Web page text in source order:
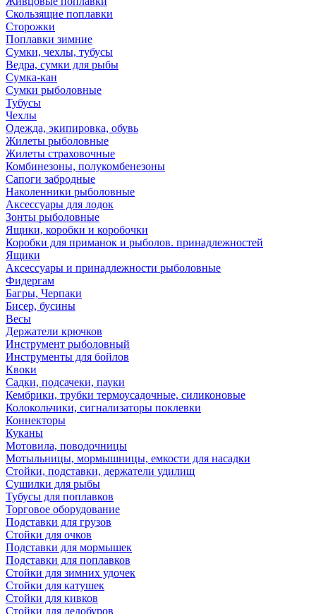
Скользящие поплавки
Сторожки
Поплавки зимние
Сумки, чехлы, тубусы
Ведра, сумки для рыбы
Сумка-кан
Сумки рыболовные
Тубусы
Чехлы
Одежда, экипировка, обувь
Жилеты рыболовные
Жилеты страховочные
Комбинезоны, полукомбенезоны
Сапоги забродные
Наколенники рыболовные
Аксессуары для лодок
Зонты рыболовные
Ящики, коробки и коробочки
Коробки для приманок и рыболов. принадлежностей
Ящики
Аксессуары и принадлежности рыболовные
Фидергам
Багры, Черпаки
Бисер, бусины
Весы
Держатели крючков
Инструмент рыболовный
Инструменты для бойлов
Квоки
Садки, подсачеки, пауки
Кембрики, трубки термоусадочные, силиконовые
Колокольчики, сигнализаторы поклевки
Коннекторы
Куканы
Мотовила, поводочницы
Мотыльницы, мормышницы, емкости для насадки
Стойки, подставки, держатели удилищ
Сушилки для рыбы
Тубусы для поплавков
Торговое оборудование
Подставки для грузов
Стойки для очков
Подставки для мормышек
Подставки для поплавков
Стойки для зимних удочек
Стойки для катушек
Стойки для кивков
Стойки для ледобуров